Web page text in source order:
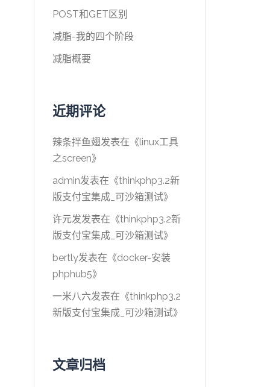
POST和GET区别
减脂-我的四个阶段
减脂概要
近期评论
辣条拌鱼翅发表在《linux工具
之screen》
admin发表在《thinkphp3.2新
版支付宝集成_可沙箱测试》
许元发发表在《thinkphp3.2新
版支付宝集成_可沙箱测试》
bertly发表在《docker-安装
phphub5》
一米八六发表在《thinkphp3.2
新版支付宝集成_可沙箱测试》
文章归档